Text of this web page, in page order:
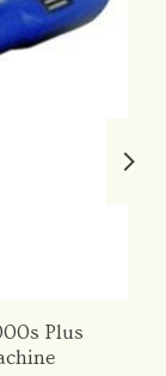
Plus